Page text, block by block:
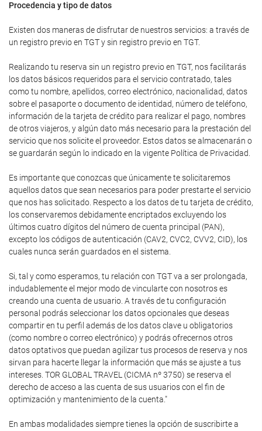
Procedencia y tipo de datos
Existen dos maneras de disfrutar de nuestros servicios: a través de
un registro previo en TGT y sin registro previo en TGT.
Realizando tu reserva sin un registro previo en TGT, nos facilitarás
los datos básicos requeridos para el servicio contratado, tales
como tu nombre, apellidos, correo electrónico, nacionalidad, datos
sobre el pasaporte o documento de identidad, número de teléfono,
información de la tarjeta de crédito para realizar el pago, nombres
de otros viajeros, y algún dato más necesario para la prestación del
servicio que nos solicite el proveedor. Estos datos se almacenarán o
se guardarán según lo indicado en la vigente Política de Privacidad.
Es importante que conozcas que únicamente te solicitaremos
aquellos datos que sean necesarios para poder prestarte el servicio
que nos has solicitado. Respecto a los datos de tu tarjeta de crédito,
los conservaremos debidamente encriptados excluyendo los
últimos cuatro dígitos del número de cuenta principal (PAN),
excepto los códigos de autenticación (CAV2, CVC2, CVV2, CID), los
cuales nunca serán guardados en el sistema.
Si, tal y como esperamos, tu relación con TGT va a ser prolongada,
indudablemente el mejor modo de vincularte con nosotros es
creando una cuenta de usuario. A través de tu configuración
personal podrás seleccionar los datos opcionales que deseas
compartir en tu perfil además de los datos clave u obligatorios
(como nombre o correo electrónico) y podrás ofrecernos otros
datos optativos que puedan agilizar tus procesos de reserva y nos
sirvan para hacerte llegar la información que más se ajuste a tus
intereses. TOR GLOBAL TRAVEL (CICMA nº 3750) se reserva el
derecho de acceso a las cuenta de sus usuarios con el fin de
optimización y mantenimiento de la cuenta."
En ambas modalidades siempre tienes la opción de suscribirte a